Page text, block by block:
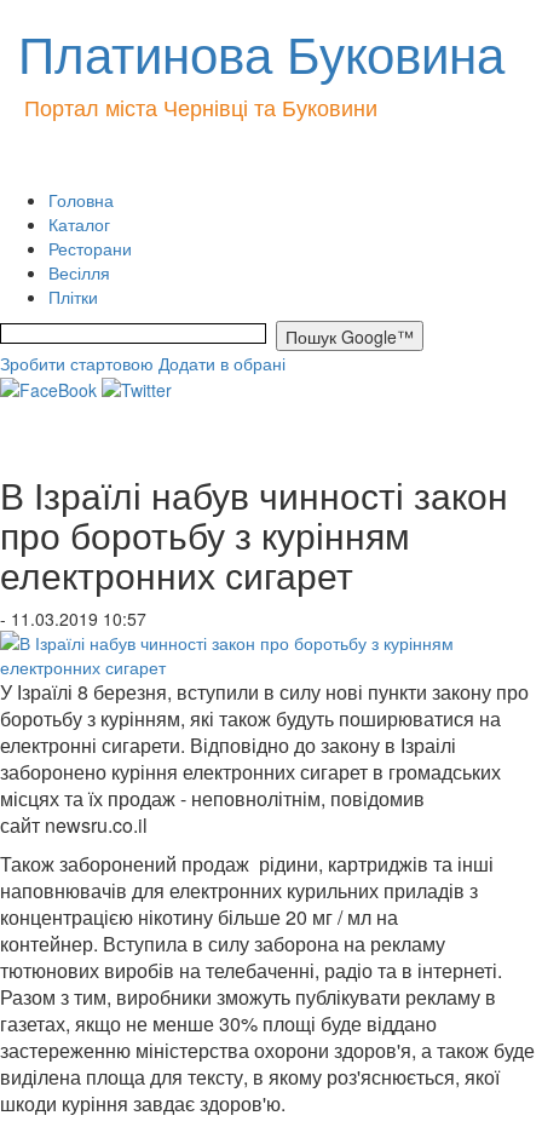
Платинова Буковина
Портал міста Чернівці та Буковини
Головна
Каталог
Ресторани
Весілля
Плітки
Зробити стартовою Додати в обрані
В Ізраїлі набув чинності закон
про боротьбу з курінням
електронних сигарет
- 11.03.2019 10:57
У Ізраїлі 8 березня, вступили в силу нові пункти закону про
боротьбу з курінням, які також будуть поширюватися на
електронні сигарети. Відповідно до закону в Ізраілі
заборонено куріння електронних сигарет в громадських
місцях та їх продаж - неповнолітнім, повідомив
сайт newsru.co.il
Також заборонений продаж рідини, картриджів та інші
наповнювачів для електронних курильних приладів з
концентрацією нікотину більше 20 мг / мл на
контейнер. Вступила в силу заборона на рекламу
тютюнових виробів на телебаченні, радіо та в інтернеті.
Разом з тим, виробники зможуть публікувати рекламу в
газетах, якщо не менше 30% площі буде віддано
застереженню міністерства охорони здоров'я, а також буде
виділена площа для тексту, в якому роз'яснюється, якої
шкоди куріння завдає здоров'ю.